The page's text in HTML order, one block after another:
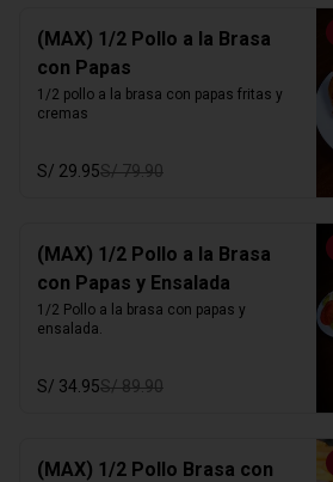
(MAX) 1/2 Pollo a la Brasa
con Papas
1/2 pollo a la brasa con papas fritas y
cremas
S/ 29.95S/ 79.90
(MAX) 1/2 Pollo a la Brasa
con Papas y Ensalada
1/2 Pollo a la brasa con papas y
ensalada.
S/ 34.95S/ 89.90
(MAX) 1/2 Pollo Brasa con